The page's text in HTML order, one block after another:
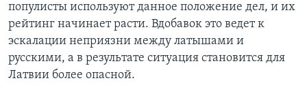
популисты используют данное положение дел, и их
рейтинг начинает расти. Вдобавок это ведет к
эскалации неприязни между латышами и
русскими, а в результате ситуация становится для
Латвии более опасной.